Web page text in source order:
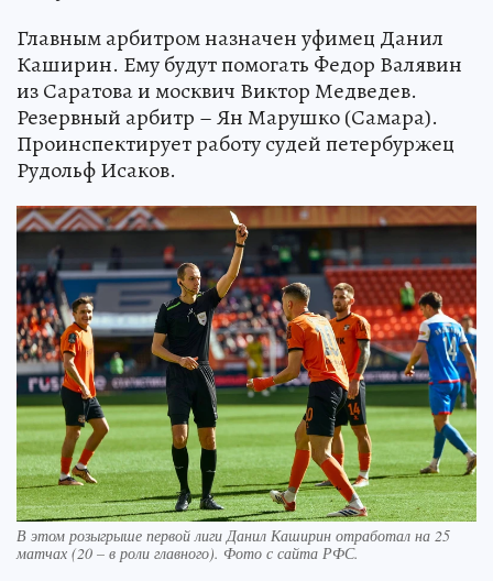
Главным арбитром назначен уфимец Данил
Каширин. Ему будут помогать Федор Валявин
из Саратова и москвич Виктор Медведев.
Резервный арбитр – Ян Марушко (Самара).
Проинспектирует работу судей петербуржец
Рудольф Исаков.
В этом розыгрыше первой лиги Данил Каширин отработал на 25
матчах (20 – в роли главного). Фото с сайта РФС.